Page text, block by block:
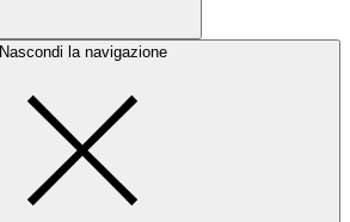
Nascondi la navigazione